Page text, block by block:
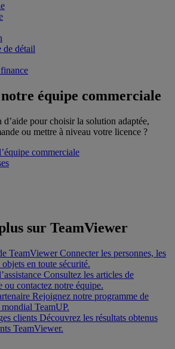
de détail
équipe commerciale
d’aide pour choisir la solution adaptée,
ou mettre à niveau votre licence ?
commerciale
sur TeamViewer
TeamViewer Connecter les personnes, les
en toute sécurité.
Consultez les articles de
ou contactez notre équipe.
Rejoignez notre programme de
TeamUP.
clients Découvrez les résultats obtenus
TeamViewer.